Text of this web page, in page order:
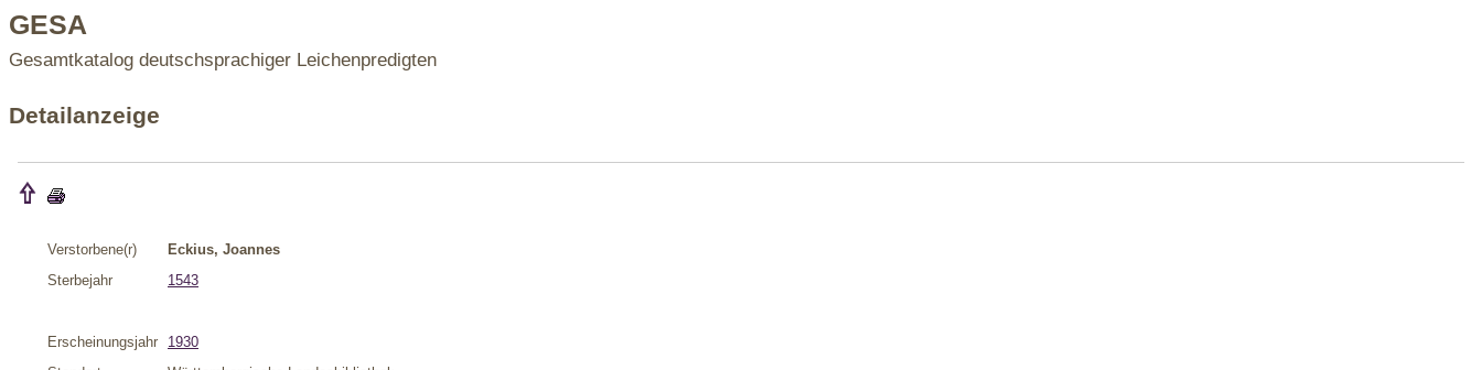
GESA
Gesamtkatalog deutschsprachiger Leichenpredigten
Detailanzeige
Verstorbene(r)
Eckius, Joannes
Sterbejahr
1543
Erscheinungsjahr
1930